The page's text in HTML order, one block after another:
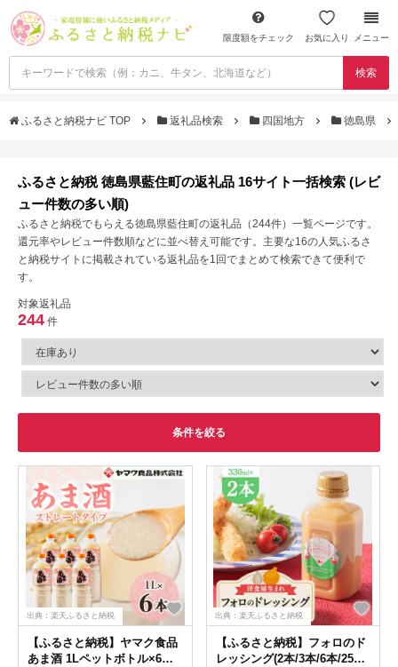
限度額をチェック お気に入り メニュー
検索
ふるさと納税ナビ TOP 返礼品検索 四国地方 徳島県
ふるさと納税 徳島県藍住町の返礼品 16サイト一括検索 (レビ
ュー件数の多い順)
ふるさと納税でもらえる徳島県藍住町の返礼品（244件）一覧ページです。
還元率やレビュー件数順などに並べ替え可能です。主要な16の人気ふるさ
と納税サイトに掲載されている返礼品を1回でまとめて検索できて便利で
す。
対象返礼品
244 件
条件を絞る
出典：楽天ふるさと納税
【ふるさと納税】ヤマク食品
あま酒 1Lペットボトル×6本
出典：楽天ふるさと納税
【ふるさと納税】フォロのド
レッシング(2本/3本/6本/25本